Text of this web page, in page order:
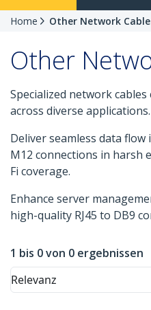
Home Other Network
Other
Specialized network
across diverse applications.
Deliver seamless data
M12 connections in harsh
Fi coverage.
Enhance server
high-quality RJ45 to DB9
1 bis 0 von 0 ergebnissen
Relevanz